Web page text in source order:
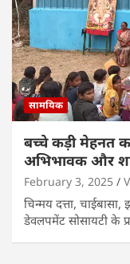
सामयिक
बच्चे कड़ी मेहनत
अभिभावक और
February 3, 2025
चिन्मय दत्ता,
डेवलपमेंट सोसायटी के